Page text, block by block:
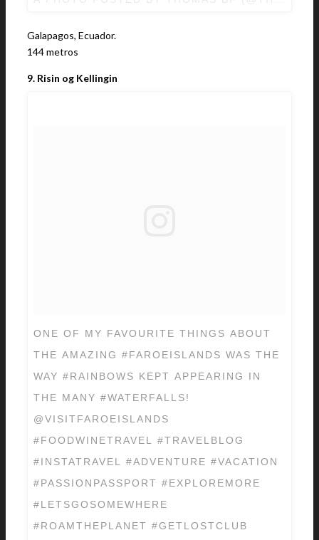
Galapagos, Ecuador.
144 metros
9. Risin og Kellingin
ONE OF MY FAVOURITE THINGS ABOUT
THE AMAZING #FAROEISLANDS WAS THE
WAY #RAINBOWS KEPT APPEARING IN
THE MANY #WATERFALLS!
@VISITFAROEISLANDS
#FOODWINETRAVEL #TRAVELBLOG
#INSTATRAVEL #ADVENTURE #VACATION
#PASSIONPASSPORT #EXPLOREMORE
#LETSGOSOMEWHERE
#ROAMTHEPLANET #GETLOSTCLUB